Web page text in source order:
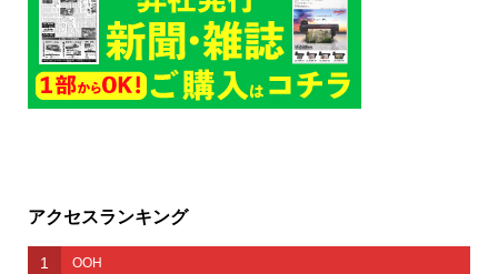
アクセスランキング
1 OOH